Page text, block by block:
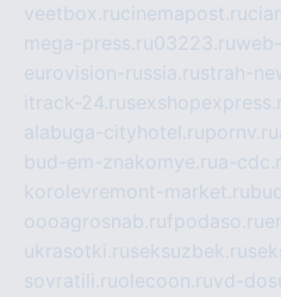
veetbox.rucinemapost.ru
mega-press.ru03223.ru
eurovision-russia.rustrah-
itrack-24.ru
alabuga-cityhotel.rupornv.ru
bud-em-znakomye.rua-
korolevremont-market.ru
oooagrosnab.rufpodaso.ru
ukrasotki.ruseksuzbek.ru
sovratili.ruolecoon.ruvd-